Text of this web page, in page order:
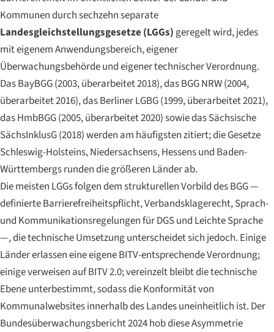
Kommunen durch sechzehn separate
Landesgleichstellungsgesetze (LGGs) geregelt wird, jedes
mit eigenem Anwendungsbereich, eigener
Überwachungsbehörde und eigener technischer Verordnung.
Das BayBGG (2003, überarbeitet 2018), das BGG NRW (2004,
überarbeitet 2016), das Berliner LGBG (1999, überarbeitet 2021),
das HmbBGG (2005, überarbeitet 2020) sowie das Sächsische
SächsInklusG (2018) werden am häufigsten zitiert; die Gesetze
Schleswig-Holsteins, Niedersachsens, Hessens und Baden-
Württembergs runden die größeren Länder ab.
Die meisten LGGs folgen dem strukturellen Vorbild des BGG —
definierte Barrierefreiheitspflicht, Verbandsklagerecht, Sprach-
und Kommunikationsregelungen für DGS und Leichte Sprache
—, die technische Umsetzung unterscheidet sich jedoch. Einige
Länder erlassen eine eigene BITV-entsprechende Verordnung;
einige verweisen auf BITV 2.0; vereinzelt bleibt die technische
Ebene unterbestimmt, sodass die Konformität von
Kommunalwebsites innerhalb des Landes uneinheitlich ist. Der
Bundesüberwachungsbericht 2024 hob diese Asymmetrie